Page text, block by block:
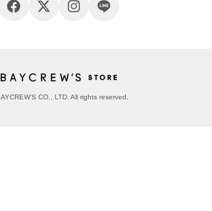
CO., LTD. All rights reserved.